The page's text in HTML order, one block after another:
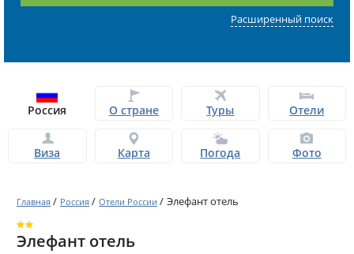
Расширенный поиск
Россия О стране Туры Отели
Виза Карта Погода Фото
Главная / Россия / Отели России / Элефант отель
Элефант отель